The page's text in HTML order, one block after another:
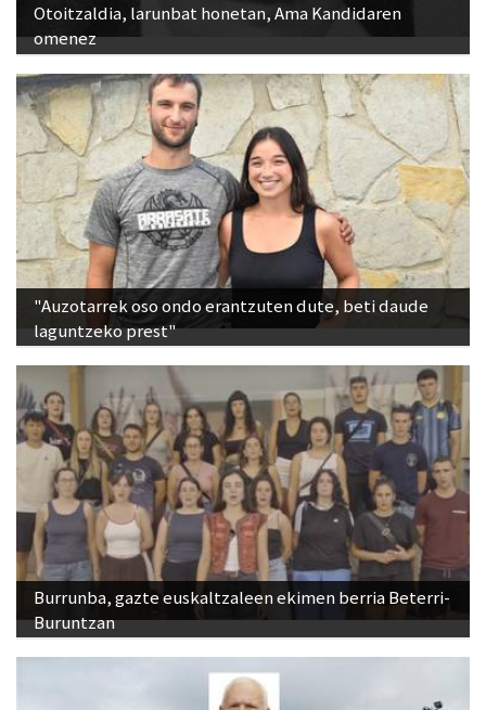
Otoitzaldia, larunbat honetan, Ama Kandidaren
omenez
"Auzotarrek oso ondo erantzuten dute, beti daude
laguntzeko prest"
Burrunba, gazte euskaltzaleen ekimen berria Beterri-
Buruntzan